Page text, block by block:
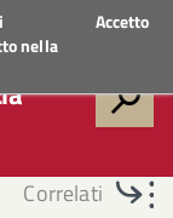
nella
Accetto
Correlati